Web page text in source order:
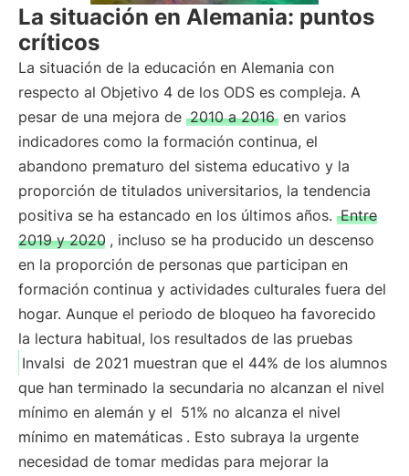
La situación en Alemania: puntos
críticos
La situación de la educación en Alemania con
respecto al Objetivo 4 de los ODS es compleja. A
pesar de una mejora de 2010 a 2016 en varios
indicadores como la formación continua, el
abandono prematuro del sistema educativo y la
proporción de titulados universitarios, la tendencia
positiva se ha estancado en los últimos años. Entre
2019 y 2020 , incluso se ha producido un descenso
en la proporción de personas que participan en
formación continua y actividades culturales fuera del
hogar. Aunque el periodo de bloqueo ha favorecido
la lectura habitual, los resultados de las pruebas
Invalsi de 2021 muestran que el 44% de los alumnos
que han terminado la secundaria no alcanzan el nivel
mínimo en alemán y el 51% no alcanza el nivel
mínimo en matemáticas . Esto subraya la urgente
necesidad de tomar medidas para mejorar la